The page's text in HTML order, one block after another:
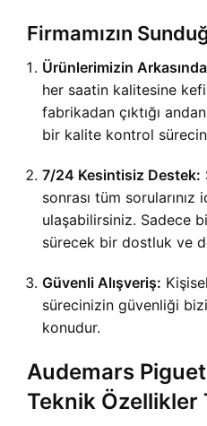
Firmamızın
Ürünlerimizin
her saatin kalitesine
fabrikadan çıktığı
bir kalite kontrol
7/24 Kesintisiz Destek:
sonrası tüm
ulaşabilirsiniz. Sadece
sürecek bir dostluk ve
Güvenli Alışveriş:
sürecinizin güvenliği
konudur.
Audemars
Teknik Özellikler